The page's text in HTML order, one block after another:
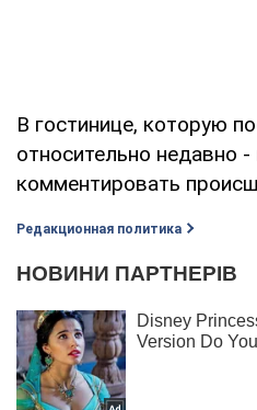
В гостинице, которую
относительно недавно -
комментировать
Редакционная политика